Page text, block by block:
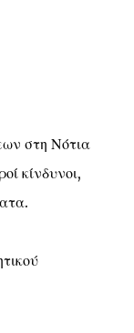
στη Νότια
κίνδυνοι,